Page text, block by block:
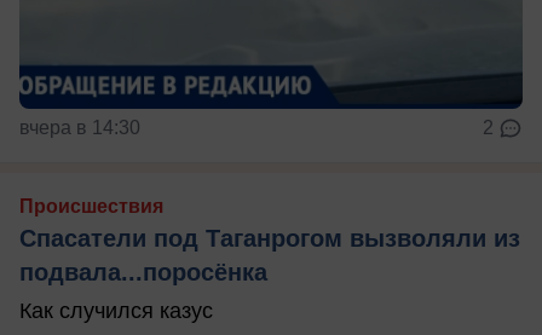
вчера в 14:30 2
Происшествия
Спасатели под Таганрогом вызволяли из
подвала...поросёнка
Как случился казус